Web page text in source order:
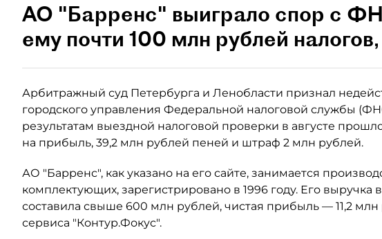
АО "Барренс" выиграло спор с
ему почти 100 млн рублей
Арбитражный суд Петербурга и Ленобласти признал
городского управления Федеральной налоговой службы
результатам выездной налоговой проверки в августе
на прибыль, 39,2 млн рублей пеней и штраф 2 млн рублей.
АО "Барренс", как указано на его сайте, занимается
комплектующих, зарегистрировано в 1996 году. Его выручка
составила свыше 600 млн рублей, чистая прибыль — 11,2 млн
сервиса "Контур.Фокус".